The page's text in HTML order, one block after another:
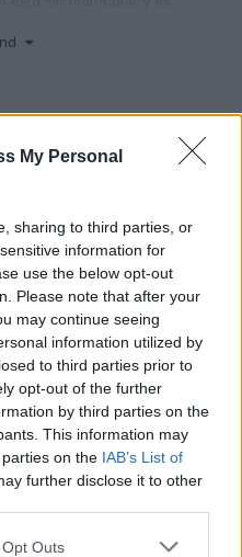
My Personal
sharing to third parties, or
information for
use the below opt-out
Please note that after your
may continue seeing
information utilized by
to third parties prior to
opt-out of the further
by third parties on the
This information may
on the IAB’s List of
further disclose it to other
Outs
por el sistema de audio,
que en taller del
Audi con 10 altavoces o el
rondar ya que
es simplemente una
concesionario, pero me ha
conocer los precios
para tener ya una idea
todo más rápido.
sonido básico al Audi Sound